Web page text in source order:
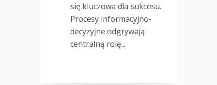
się kluczowa dla sukcesu.
Procesy informacyjno-
decyzyjne odgrywają
centralną rolę...